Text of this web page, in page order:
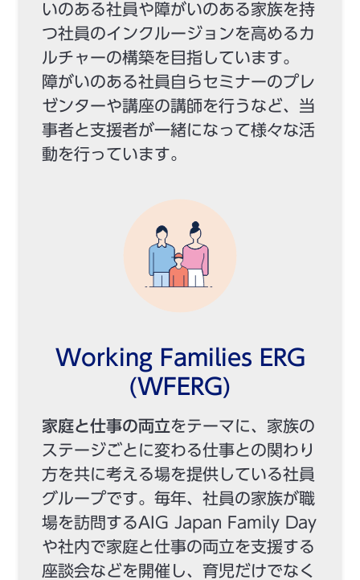
いのある社員や障がいのある家族を持
つ社員のインクルージョンを高めるカ
ルチャーの構築を目指しています。
障がいのある社員自らセミナーのプレ
ゼンターや講座の講師を行うなど、当
事者と支援者が一緒になって様々な活
動を行っています。
Working Families ERG
(WFERG)
家庭と仕事の両立をテーマに、家族の
ステージごとに変わる仕事との関わり
方を共に考える場を提供している社員
グループです。毎年、社員の家族が職
場を訪問するAIG Japan Family Day
や社内で家庭と仕事の両立を支援する
座談会などを開催し、育児だけでなく